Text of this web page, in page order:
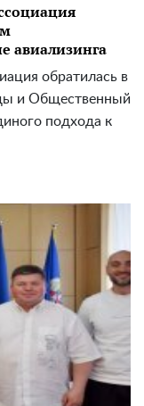
авиализинга
обратилась в
и Общественный
подхода к